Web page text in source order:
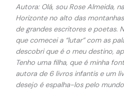
Autora: Olá, sou Rose Almeida,
Horizonte no alto das
de grandes escritores e poetas.
que comecei a “lutar” com as
descobri que é o meu destino,
Tenho uma filha, que é minha
autora de 6 livros infantis e um
desejo é espalha-los pelo